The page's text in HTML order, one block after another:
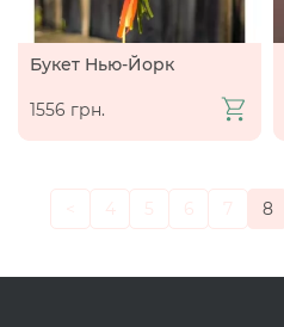
Букет Нью-Йорк
1556 грн.
4 5 6 7 8